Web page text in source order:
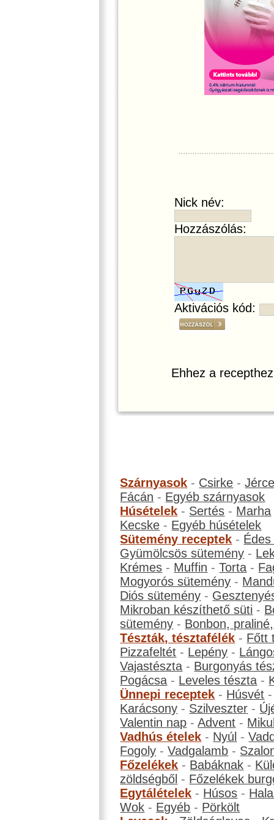
Nick név:
Hozzászólás:
Aktivációs kód:
Ehhez a
Szárnyasok - Csirke -
Fácán - Egyéb szárnyasok
Húsételek - Sertés - Marha
Kecske - Egyéb húsételek
Sütemény receptek -
Gyümölcsös sütemény -
Krémes - Muffin -Torta -
Mogyorós sütemény -
Diós sütemény -
Mikroban készíthető süti -
sütemény - Bonbon,
Tészták, tésztafélék - Főtt
Pizzafeltét - Lepény -
Vajastészta - Burgonyás
Pogácsa - Leveles tészta -
Ünnepi receptek - Húsvét
Karácsony - Szilveszter -
Valentin nap -Advent -
Vadhús ételek - Nyúl -
Fogoly -Vadgalamb -
Főzelékek - Babáknak -
zöldségből - Főzelékek
Egytálételek - Húsos -
Wok - Egyéb - Pörkölt